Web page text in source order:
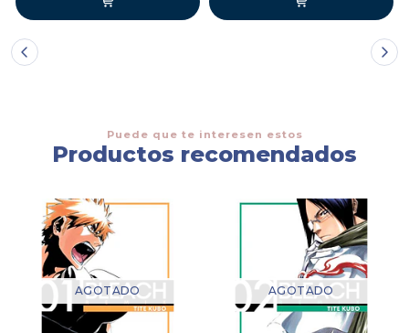
Puede que te interesen estos
Productos recomendados
AGOTADO AGOTADO